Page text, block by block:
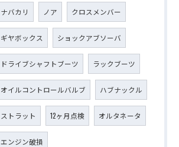
ナバカリ ノア クロスメンバー
ギヤボックス ショックアブソーバ
ドライブシャフトブーツ ラックブーツ
オイルコントロールバルブ ハブナックル
ストラット 12ヶ月点検 オルタネータ
エンジン破損